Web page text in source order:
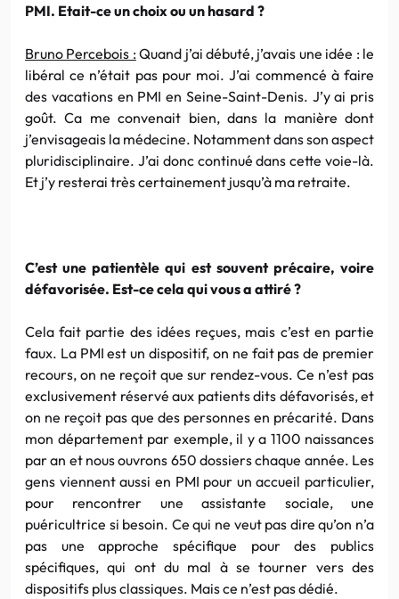
PMI. Etait-ce un choix ou un hasard ?
Bruno Percebois :Quand j’ai débuté, j’avais une idée : le
libéral ce n’était pas pour moi. J’ai commencé à faire
des vacations en PMI en Seine-Saint-Denis. J’y ai pris
goût. Ca me convenait bien, dans la manière dont
j’envisageais la médecine. Notamment dans son aspect
pluridisciplinaire. J’ai donc continué dans cette voie-là.
Et j’y resterai très certainement jusqu’à ma retraite.
C’est une patientèle qui est souvent précaire, voire
défavorisée. Est-ce cela qui vous a attiré ?
Cela fait partie des idées reçues, mais c’est en partie
faux. La PMI est un dispositif, on ne fait pas de premier
recours, on ne reçoit que sur rendez-vous. Ce n’est pas
exclusivement réservé aux patients dits défavorisés, et
on ne reçoit pas que des personnes en précarité. Dans
mon département par exemple, il y a 1100 naissances
par an et nous ouvrons 650 dossiers chaque année. Les
gens viennent aussi en PMI pour un accueil particulier,
pour rencontrer une assistante sociale, une
puéricultrice si besoin. Ce qui ne veut pas dire qu’on n’a
pas une approche spécifique pour des publics
spécifiques, qui ont du mal à se tourner vers des
dispositifs plus classiques. Mais ce n’est pas dédié.